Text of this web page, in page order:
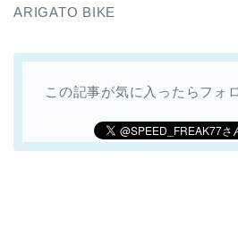
ARIGATO BIKE
この記事が気に入ったらフォ